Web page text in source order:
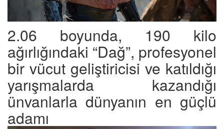
2.06 boyunda, 190 kilo
ağırlığındaki “Dağ”, profesyonel
bir vücut geliştiricisi ve katıldığı
yarışmalarda kazandığı
ünvanlarla dünyanın en güçlü
adamı